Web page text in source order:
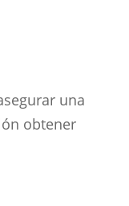
una
obtener